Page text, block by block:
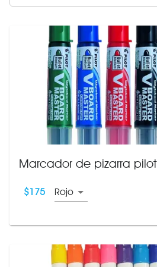
Marcador de pizarra pilot
$175 Rojo